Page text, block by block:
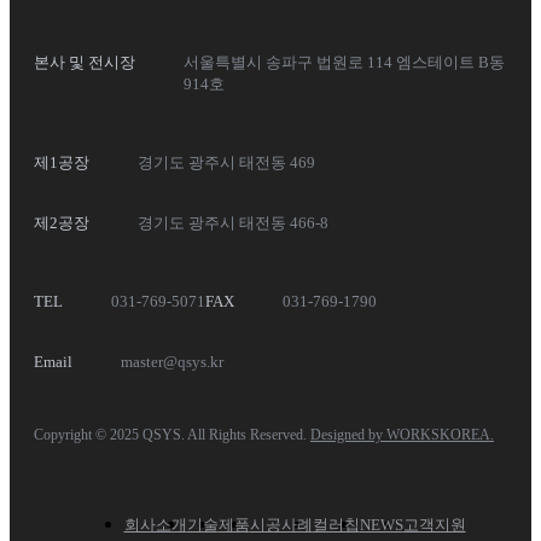
본사 및 전시장
서울특별시 송파구 법원로 114 엠스테이트 B동
914호
제1공장 경기도 광주시 태전동 469
제2공장 경기도 광주시 태전동 466-8
TEL 031-769-5071 FAX 031-769-1790
Email master@qsys.kr
Copyright © 2025 QSYS. All Rights Reserved. Designed by WORKSKOREA.
회사소개 기술제품시공사례 컬러칩NEWS고객지원